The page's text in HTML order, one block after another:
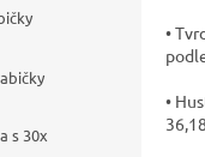
s 30x
•
•